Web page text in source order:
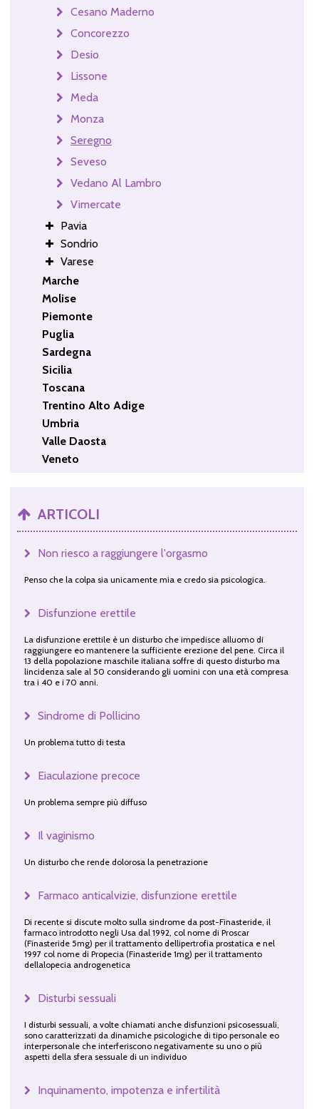
Cesano Maderno
Concorezzo
Desio
Lissone
Meda
Monza
Seregno
Seveso
Vedano Al Lambro
Vimercate
Pavia
Sondrio
Varese
Marche
Molise
Piemonte
Puglia
Sardegna
Sicilia
Toscana
Trentino Alto Adige
Umbria
Valle Daosta
Veneto
ARTICOLI
Non riesco a raggiungere l'orgasmo
Penso che la colpa sia unicamente mia e credo sia psicologica.
Disfunzione erettile
La disfunzione erettile è un disturbo che impedisce alluomo di
raggiungere eo mantenere la sufficiente erezione del pene. Circa il
13 della popolazione maschile italiana soffre di questo disturbo ma
lincidenza sale al 50 considerando gli uomini con una età compresa
tra i 40 e i 70 anni.
Sindrome di Pollicino
Un problema tutto di testa
Eiaculazione precoce
Un problema sempre più diffuso
Il vaginismo
Un disturbo che rende dolorosa la penetrazione
Farmaco anticalvizie, disfunzione erettile
Di recente si discute molto sulla sindrome da post-Finasteride, il
farmaco introdotto negli Usa dal 1992, col nome di Proscar
(Finasteride 5mg) per il trattamento dellipertrofia prostatica e nel
1997 col nome di Propecia (Finasteride 1mg) per il trattamento
dellalopecia androgenetica
Disturbi sessuali
I disturbi sessuali, a volte chiamati anche disfunzioni psicosessuali,
sono caratterizzati da dinamiche psicologiche di tipo personale eo
interpersonale che interferiscono negativamente su uno o più
aspetti della sfera sessuale di un individuo
Inquinamento, impotenza e infertilità